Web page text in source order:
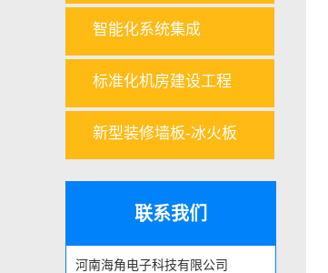
智能化系统集成
标准化机房建设工程
新型装修墙板-冰火板
联系我们
河南海角电子科技有限公司